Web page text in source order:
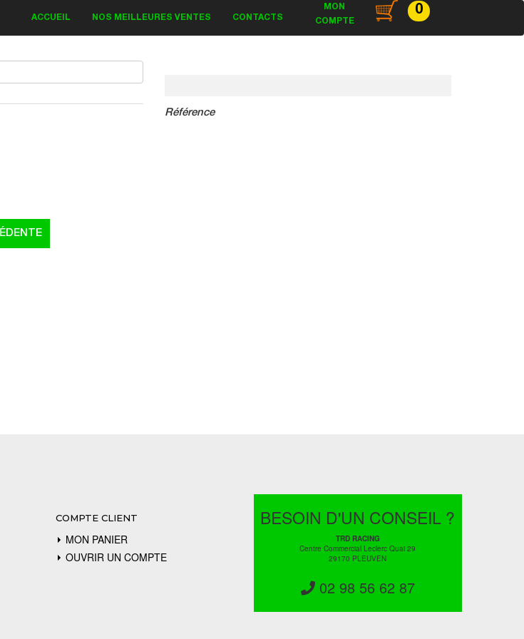
ACCUEIL NOS MEILLEURES VENTES CONTACTS
MON
COMPTE
0
Référence
COMPTE CLIENT
MON PANIER
OUVRIR UN COMPTE
BESOIN D'UN CONSEIL ?
TRD RACING
Centre Commercial Leclerc Quai 29
29170 PLEUVEN
02 98 56 62 87